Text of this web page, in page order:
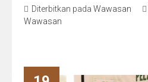
Diterbitkan pada Wawasan
Wawasan